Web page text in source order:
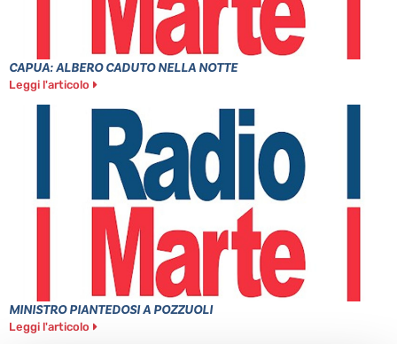
CAPUA: ALBERO CADUTO NELLA NOTTE
Leggi l'articolo
MINISTRO PIANTEDOSI A POZZUOLI
Leggi l'articolo